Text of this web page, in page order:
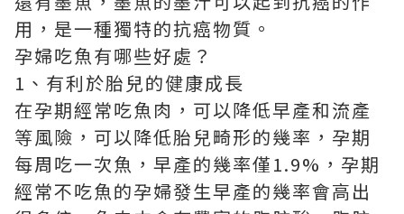
用，是一種獨特的抗癌物質。
孕婦吃魚有哪些好處？
1、有利於胎兒的健康成長
在孕期經常吃魚肉，可以降低早產和流產
等風險，可以降低胎兒畸形的幾率，孕期
每周吃一次魚，早產的幾率僅1.9%，孕期
經常不吃魚的孕婦發生早產的幾率會高出